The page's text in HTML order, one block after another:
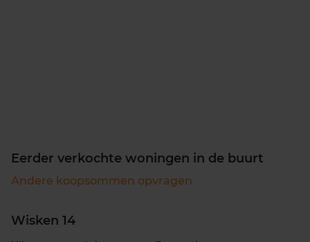
Eerder verkochte woningen in de buurt
Andere koopsommen opvragen
Wisken 14